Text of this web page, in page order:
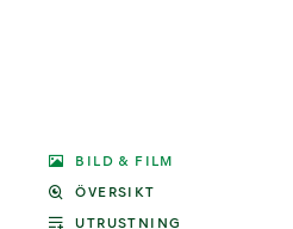
BILD & FILM
ÖVERSIKT
UTRUSTNING